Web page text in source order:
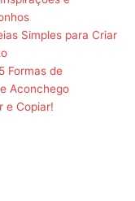
Simples para Criar
Formas de
Aconchego
e Copiar!